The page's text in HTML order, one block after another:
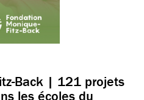
Back | 121 projets
les écoles du